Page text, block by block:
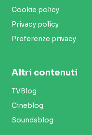
Cookie policy
Privacy policy
Preferenze privacy
Altri contenuti
TVBlog
Cineblog
Soundsblog